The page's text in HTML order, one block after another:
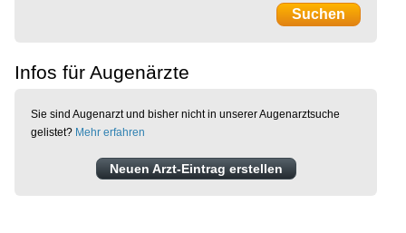
Infos für Augenärzte
Sie sind Augenarzt und bisher nicht in unserer Augenarztsuche
gelistet? Mehr erfahren
Neuen Arzt-Eintrag erstellen